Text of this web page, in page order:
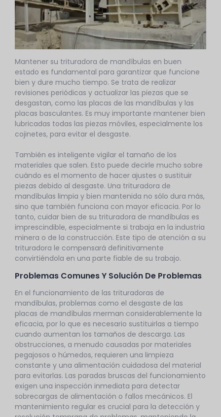
Mantener su trituradora de mandíbulas en buen
estado es fundamental para garantizar que funcione
bien y dure mucho tiempo. Se trata de realizar
revisiones periódicas y actualizar las piezas que se
desgastan, como las placas de las mandíbulas y las
placas basculantes. Es muy importante mantener bien
lubricadas todas las piezas móviles, especialmente los
cojinetes, para evitar el desgaste.
También es inteligente vigilar el tamaño de los
materiales que salen. Esto puede decirle mucho sobre
cuándo es el momento de hacer ajustes o sustituir
piezas debido al desgaste. Una trituradora de
mandíbulas limpia y bien mantenida no sólo dura más,
sino que también funciona con mayor eficacia. Por lo
tanto, cuidar bien de su trituradora de mandíbulas es
imprescindible, especialmente si trabaja en la industria
minera o de la construcción. Este tipo de atención a su
trituradora le compensará definitivamente
convirtiéndola en una parte fiable de su trabajo.
Problemas Comunes Y Solución De Problemas
En el funcionamiento de las trituradoras de
mandíbulas, problemas como el desgaste de las
placas de mandíbulas merman considerablemente la
eficacia, por lo que es necesario sustituirlas a tiempo
cuando aumentan los tamaños de descarga. Las
obstrucciones, a menudo causadas por materiales
pegajosos o húmedos, requieren una limpieza
constante y una alimentación cuidadosa del material
para evitarlas. Las paradas bruscas del funcionamiento
exigen una inspección inmediata para detectar
sobrecargas de alimentación o fallos mecánicos. El
mantenimiento regular es crucial para la detección y